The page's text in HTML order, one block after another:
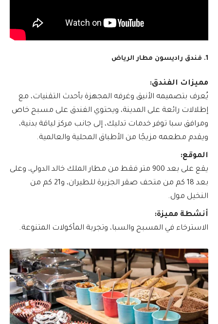
1. فندق راديسون مطار الرياض
مميزات الفندق:
يُعرف بتصميمه الأنيق وغرفه المجهزة بأحدث التقنيات، مع
إطلالات رائعة على المدينة، ويحتوي الفندق على مسبح خاص
ومرافق سبا توفر خدمات تدليك، إلى جانب مركز لياقة بدنية،
ويقدم مطعمه مزيجًا من الأطباق المحلية والعالمية.
الموقع:
يقع على بعد 900 متر فقط من مطار الملك خالد الدولي، وعلى
بعد 18 كم من متحف صقر الجزيرة للطيران، و21 كم من
النخيل مول.
أنشطة مميزة:
الاسترخاء في المسبح والسبا، وتجربة المأكولات المتنوعة.